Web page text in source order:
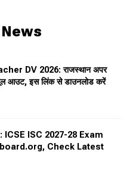
DV 2026: राजस्थान अपर
आउट, इस लिंक से डाउनलोड करें
ISC 2027-28 Exam
Check Latest